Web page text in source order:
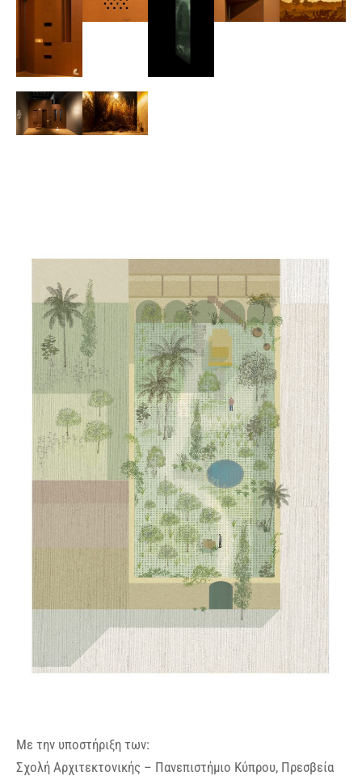
Με την υποστήριξη των:
Σχολή Αρχιτεκτονικής – Πανεπιστήμιο Κύπρου, Πρεσβεία